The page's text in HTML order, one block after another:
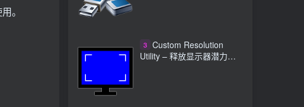
。
3 Custom Resolution
Utility – 释放显示器潜力自